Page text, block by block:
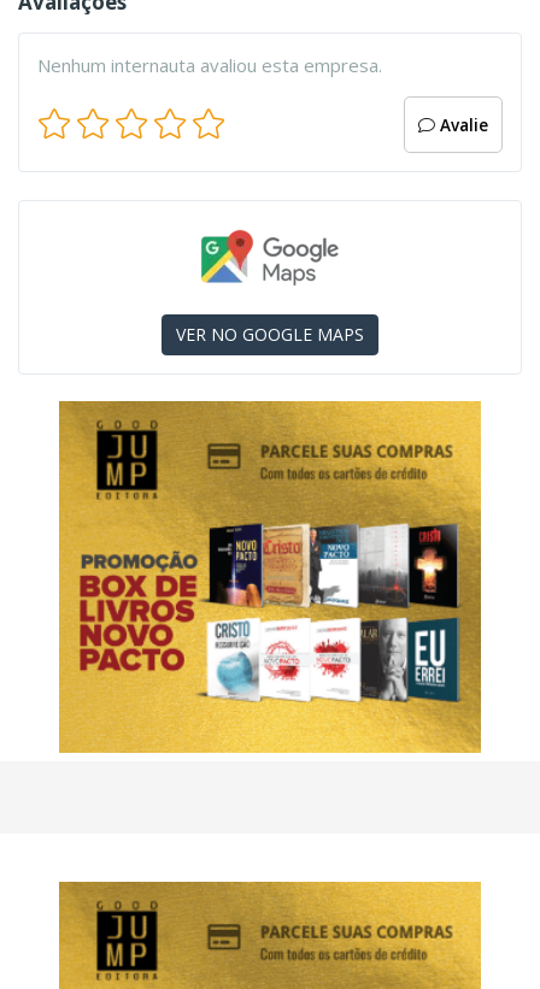
Nenhum internauta avaliou esta empresa.
Avalie
VER NO GOOGLE MAPS